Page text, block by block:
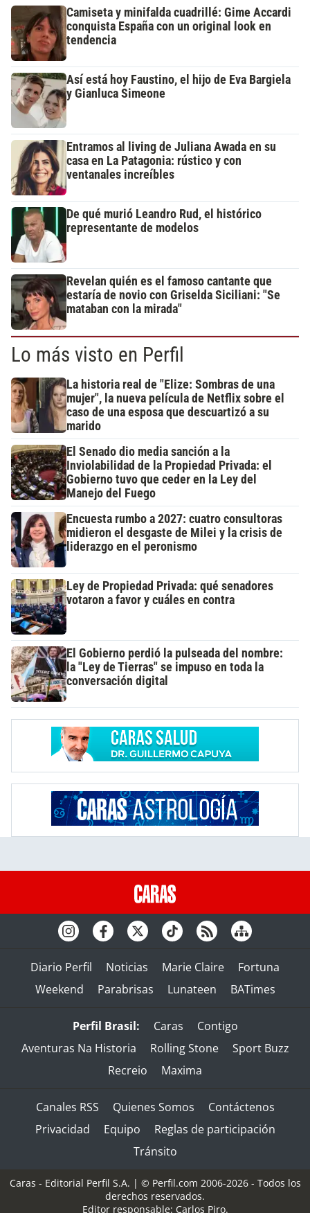
Camiseta y minifalda cuadrillé: Gime Accardi
conquista España con un original look en
tendencia
Así está hoy Faustino, el hijo de Eva Bargiela
y Gianluca Simeone
Entramos al living de Juliana Awada en su
casa en La Patagonia: rústico y con
ventanales increíbles
De qué murió Leandro Rud, el histórico
representante de modelos
Revelan quién es el famoso cantante que
estaría de novio con Griselda Siciliani: "Se
mataban con la mirada"
Lo más visto en Perfil
La historia real de "Elize: Sombras de una
mujer", la nueva película de Netflix sobre el
caso de una esposa que descuartizó a su
marido
El Senado dio media sanción a la
Inviolabilidad de la Propiedad Privada: el
Gobierno tuvo que ceder en la Ley del
Manejo del Fuego
Encuesta rumbo a 2027: cuatro consultoras
midieron el desgaste de Milei y la crisis de
liderazgo en el peronismo
Ley de Propiedad Privada: qué senadores
votaron a favor y cuáles en contra
El Gobierno perdió la pulseada del nombre:
la "Ley de Tierras" se impuso en toda la
conversación digital
Diario Perfil Noticias Marie Claire
Fortuna
Weekend
Parabrisas Lunateen BATimes
Perfil Brasil: Caras
Contigo
Aventuras Na Historia
Rolling Stone
Sport Buzz
Recreio
Maxima
Canales RSS Quienes Somos
Contáctenos
Privacidad
Equipo
Reglas de participación
Tránsito
Caras - Editorial Perfil S.A. | © Perfil.com 2006-2026 - Todos los
derechos reservados.
Editor responsable: Carlos Piro.